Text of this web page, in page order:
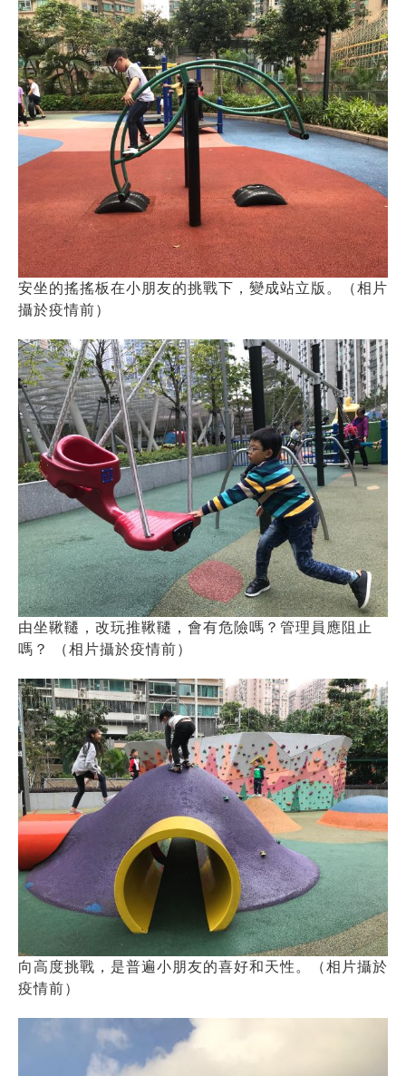
安坐的搖搖板在小朋友的挑戰下，變成站立版。（相片
攝於疫情前）
由坐鞦韆，改玩推鞦韆，會有危險嗎？管理員應阻止
嗎？ （相片攝於疫情前）
向高度挑戰，是普遍小朋友的喜好和天性。（相片攝於
疫情前）